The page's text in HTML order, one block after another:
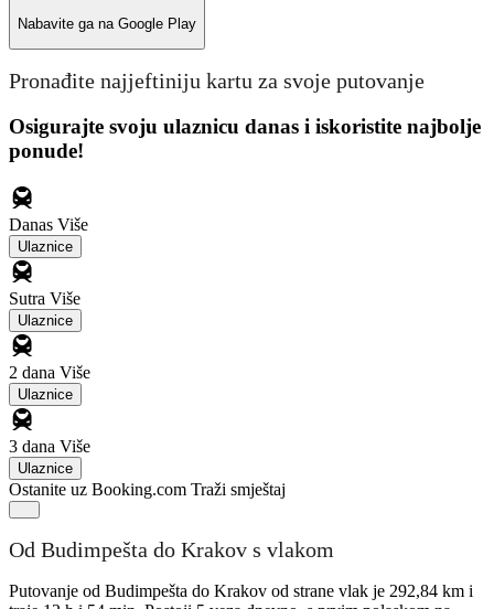
Nabavite ga na Google Play
Pronađite najjeftiniju kartu za svoje putovanje
Osigurajte svoju ulaznicu danas i iskoristite najbolje
ponude!
Danas Više
Ulaznice
Sutra Više
Ulaznice
2 dana Više
Ulaznice
3 dana Više
Ulaznice
Ostanite uz Booking.com Traži smještaj
Od Budimpešta do Krakov s vlakom
Putovanje od Budimpešta do Krakov od strane vlak je 292,84 km i